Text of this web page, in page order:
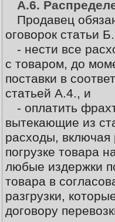
А.6.
Продавец
оговорок статьи
- нести все
с товаром, до
поставки в
статьей А.4., и
- оплатить
вытекающие из
расходы, включая
погрузке товара
любые издержки
товара в
разгрузки,
договору